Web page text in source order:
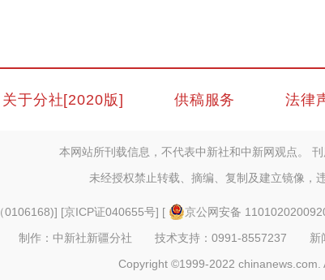
关于分社[2020版] 供稿服务 法律
本网站所刊载信息，不代表中新社和中新网观点。 刊
未经授权禁止转载、摘编、复制及建立镜像，
0106168)] [京ICP证040655号] [ 京公网安备
制作：中新社新疆分社 技术支持：0991-8557237 新
Copyright ©1999-2022 chinanews.com.